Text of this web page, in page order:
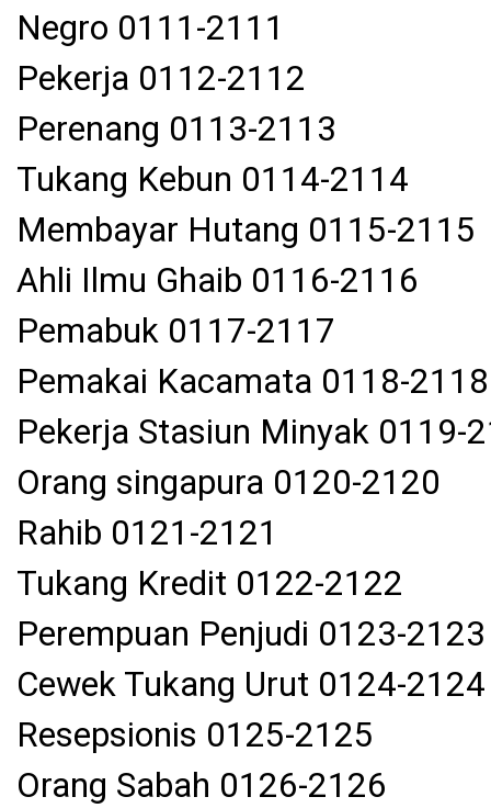
Negro 0111-2111
Pekerja 0112-2112
Perenang 0113-2113
Tukang Kebun 0114-2114
Membayar Hutang 0115-2115
Ahli Ilmu Ghaib 0116-2116
Pemabuk 0117-2117
Pemakai Kacamata 0118-2118
Pekerja Stasiun Minyak 0119-
Orang singapura 0120-2120
Rahib 0121-2121
Tukang Kredit 0122-2122
Perempuan Penjudi 0123-2123
Cewek Tukang Urut 0124-2124
Resepsionis 0125-2125
Orang Sabah 0126-2126